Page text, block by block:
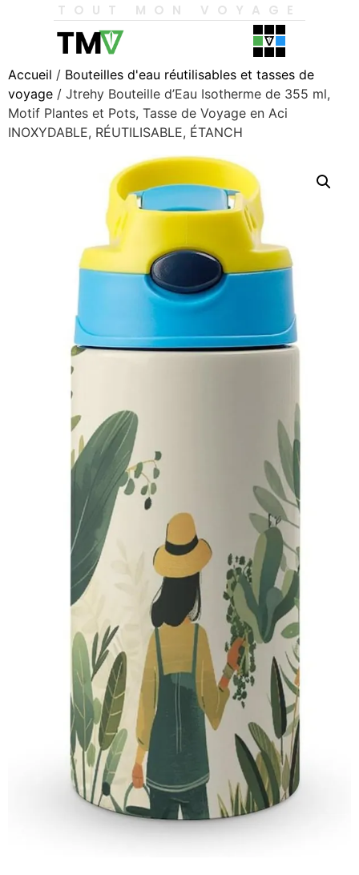
TOUT MON VOYAGE
Accueil / Bouteilles d'eau réutilisables et tasses de
voyage / Jtrehy Bouteille d’Eau Isotherme de 355 ml,
Motif Plantes et Pots, Tasse de Voyage en Aci
INOXYDABLE, RÉUTILISABLE, ÉTANCH